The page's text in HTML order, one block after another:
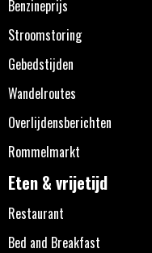
Benzineprijs
Stroomstoring
Gebedstijden
Wandelroutes
Overlijdensberichten
Rommelmarkt
Eten & vrijetijd
Restaurant
Bed and Breakfast